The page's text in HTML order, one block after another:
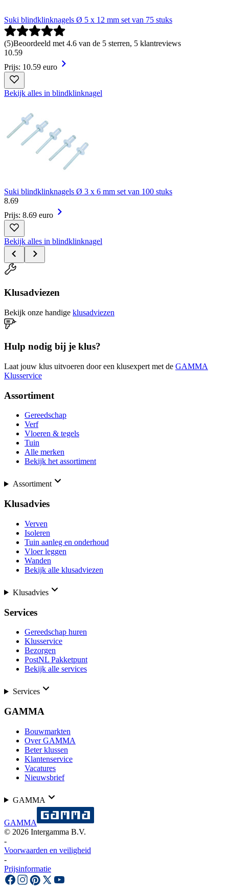
Suki blindklinknagels Ø 5 x 12 mm set van 75 stuks
(5)Beoordeeld met 4.6 van de 5 sterren, 5 klantreviews
10.59
Prijs: 10.59 euro
Bekijk alles in blindklinknagel
Suki blindklinknagels Ø 3 x 6 mm set van 100 stuks
8.69
Prijs: 8.69 euro
Bekijk alles in blindklinknagel
Klusadviezen
Bekijk onze handige klusadviezen
Hulp nodig bij je klus?
Laat jouw klus uitvoeren door een klusexpert met de GAMMA
Klusservice
Assortiment
Gereedschap
Verf
Vloeren & tegels
Tuin
Alle merken
Bekijk het assortiment
Assortiment
Klusadvies
Verven
Isoleren
Tuin aanleg en onderhoud
Vloer leggen
Wanden
Bekijk alle klusadviezen
Klusadvies
Services
Gereedschap huren
Klusservice
Bezorgen
PostNL Pakketpunt
Bekijk alle services
Services
GAMMA
Bouwmarkten
Over GAMMA
Beter klussen
Klantenservice
Vacatures
Nieuwsbrief
GAMMA
GAMMA
© 2026 Intergamma B.V.
-
Voorwaarden en veiligheid
-
Prijsinformatie